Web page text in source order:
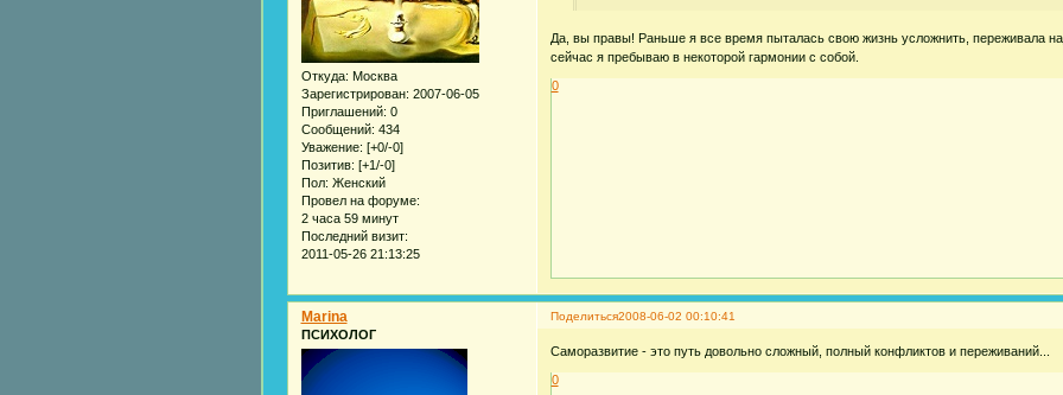
Откуда: Москва
Зарегистрирован: 2007-06-05
Приглашений: 0
Сообщений: 434
Уважение: [+0/-0]
Позитив: [+1/-0]
Пол: Женский
Провел на форуме:
2 часа 59 минут
Последний визит:
2011-05-26 21:13:25
Да, вы правы! Раньше я все время пыталась свою жизнь усложнить, переживала
сейчас я пребываю в некоторой гармонии с собой.
0
Поделиться2008-06-02 00:10:41
Marina
ПСИХОЛОГ
Саморазвитие - это путь довольно сложный, полный конфликтов и переживаний...
0